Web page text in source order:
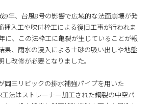
9年、台風8号の影響で広域的な法面崩壊が発
挿入工や吹付枠工による復旧工事が行われま
に、この法枠工に亀裂が生じていることが報
果、雨水の浸入による土砂の吸い出しや地盤
改修が必要となりました。
岡三リビックの排水補強パイプを用いた
工法はストレーナー加工された鋼製の中空パ